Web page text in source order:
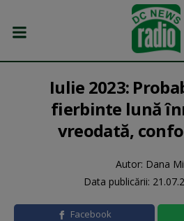
Iulie 2023:
fierbinte lună
vreodată,
Autor: Dana
Data publicării:
Facebook